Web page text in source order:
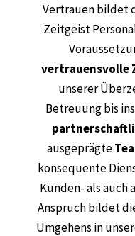
Vertrauen bildet
Zeitgeist
vertrauensvolle
unserer
Betreuung bis
ausgeprägte
konsequente
Kunden- als auch
Anspruch bildet
Umgehens in